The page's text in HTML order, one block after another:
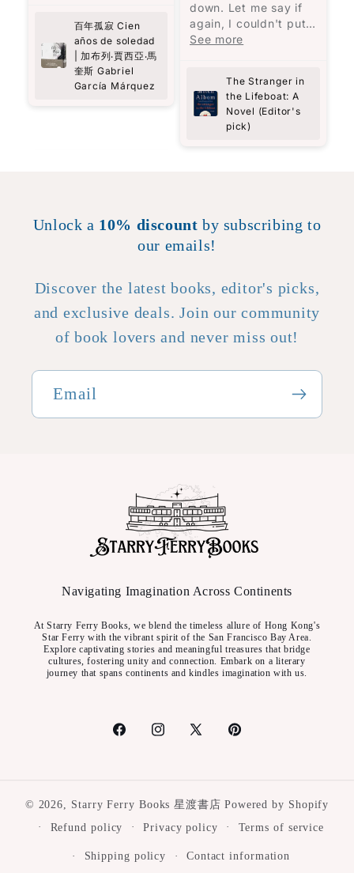
there with Selma,
experiencing her
struggles and
triumphs firsthand.
This book is a
一些書評，大致了解這
是與拉丁美洲的歷史有
關，而許多人建議閱讀
前準備好紙筆，因為人
名複雜又相似，很難記
百年孤寂 Cien
años de soledad
| 加布列‧賈西亞‧馬
奎斯 Gabriel
García Márquez
down. Let me say if
again, I couldn't put
it down.
about the story the
better. You get all
you need to know
from the book
story. Highly, highly
recommended!
See more
The Stranger in
the Lifeboat: A
Novel (Editor's
pick)
Unlock a 10% discount by subscribing to
our emails!
Discover the latest books, editor's picks,
and exclusive deals. Join our community
of book lovers and never miss out!
Email
Navigating Imagination Across Continents
At Starry Ferry Books, we blend the timeless allure of Hong Kong's
Star Ferry with the vibrant spirit of the San Francisco Bay Area.
Explore captivating stories and meaningful treasures that bridge
cultures, fostering unity and connection. Embark on a literary
journey that spans continents and kindles imagination with us.
FacebookInstagram
X
Pinterest
© 2026, Starry Ferry Books 星渡書店 Powered by Shopify
Refund policy
Privacy policy Terms of service
Shipping policy Contact information